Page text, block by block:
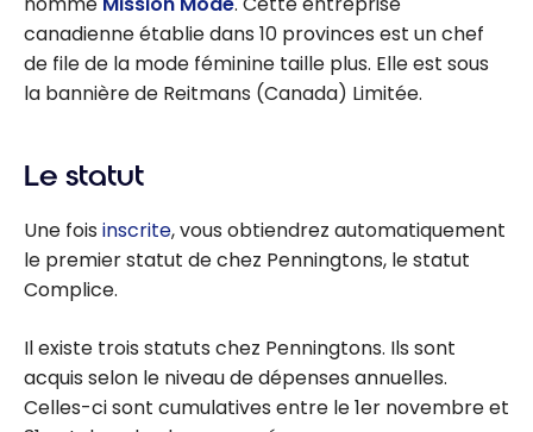
canadienne établie dans 10 provinces est un chef
de file de la mode féminine taille plus. Elle est sous
la bannière de Reitmans (Canada) Limitée.
Le statut
Une fois inscrite, vous obtiendrez automatiquement
le premier statut de chez Penningtons, le statut
Complice.
Il existe trois statuts chez Penningtons. Ils sont
acquis selon le niveau de dépenses annuelles.
Celles-ci sont cumulatives entre le 1er novembre et